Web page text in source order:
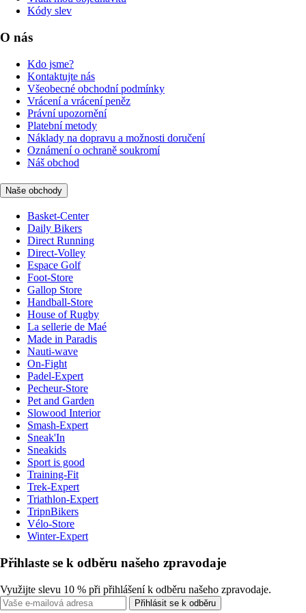
Kódy slev
O nás
Kdo jsme?
Kontaktujte nás
Všeobecné obchodní podmínky
Vrácení a vrácení peněz
Právní upozornění
Platební metody
Náklady na dopravu a možnosti doručení
Oznámení o ochraně soukromí
Náš obchod
Naše obchody
Basket-Center
Daily Bikers
Direct Running
Direct-Volley
Espace Golf
Foot-Store
Gallop Store
Handball-Store
House of Rugby
La sellerie de Maé
Made in Paradis
Nauti-wave
On-Fight
Padel-Expert
Pecheur-Store
Pet and Garden
Slowood Interior
Smash-Expert
Sneak'In
Sneakids
Sport is good
Training-Fit
Trek-Expert
Triathlon-Expert
TripnBikers
Vélo-Store
Winter-Expert
Přihlaste se k odběru našeho zpravodaje
Využijte slevu 10 % při přihlášení k odběru našeho zpravodaje.
Přihlásit se k odběru